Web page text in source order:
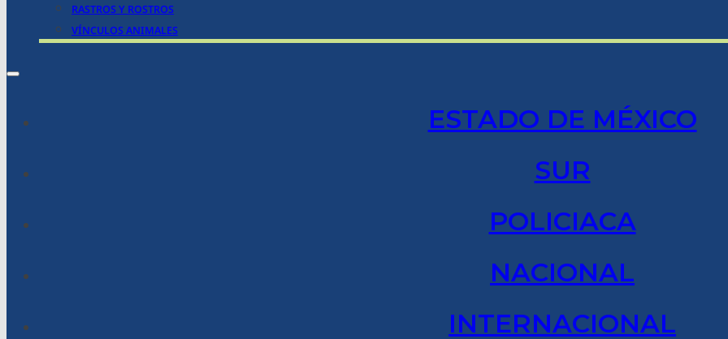
RASTROS Y ROSTROS
VÍNCULOS ANIMALES
ESTADO DE MÉXICO
SUR
POLICIACA
NACIONAL
INTERNACIONAL